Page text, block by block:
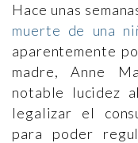
Hace unas
muerte de una
aparentemente
madre, Anne
notable lucidez
legalizar el
para poder